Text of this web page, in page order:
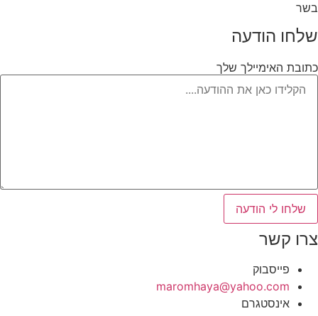
בשר
שלחו הודעה
כתובת האימיילך שלך
שלחו לי הודעה
צרו קשר
פייסבוק
‫maromhaya@yahoo.com
אינסטגרם